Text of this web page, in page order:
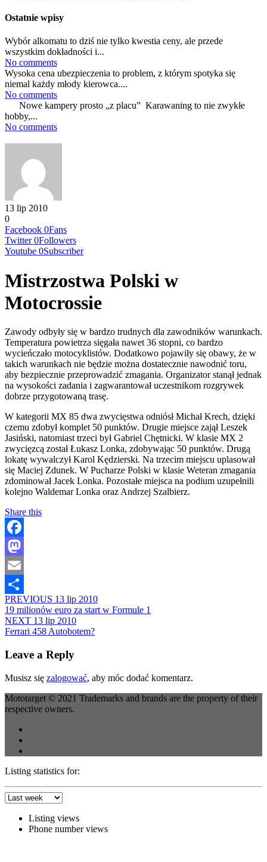
Ostatnie wpisy
Wybór alkomatu to dziś nie tylko kwestia ceny, ale przede
wszystkim dokładności i...
No comments
Wysoka cena ubezpieczenia to problem, z którym spotyka się
niemal każdy młody kierowca....
No comments
Nowe kampery prosto „z placu” Karawaning to nie zwykłe
hobby,...
No comments
13 lip 2010
0
Facebook 0Fans
Twitter 0Followers
Youtube 0Subscriber
Mistrzostwa Polski w
Motocrossie
Zawody odbyły się w bardzo trudnych dla zawodników warunkach.
Temperatura powietrza sięgała nawet 36 stopni, co bardzo
wycieńczało motocyklistów. Dodatkowo pojawiły się obawy, że w
takich warunkach nie będzie można dostatecznie nawodnić toru,
aby bezpiecznie przeprowadzić zmagania. Organizator stanął jednak
na wysokości zadania i zagwarantował uczestnikom rozgrywek
dobrze przygotowaną trasę.
W kategorii MX 85 dwa zwycięstwa odniósł Michał Krech, dzięki
czemu zdobył komplet 50 punktów. Drugie miejsce zajął Leszek
Jasiński, natomiast trzeci był Gabriel Chętnicki. W klasie MX 2
zwycięzcą został Łukasz Lonka, zdobywając 50 punktów. Drugą
lokatę wywalczył Karol Kędzierski. Na trzecim miejscu uplasował
się Maciej Zdunek. W Pucharze Polski w klasie Weteran zmagania
zdominował Jacek Lonka. Pozostałe miejsca na podium uzupełnili
kolejno Waldemar Lonka oraz Andrzej Szalbierz.
Share this
Facebook
Mastodon
Email
Share
PREVIOUS 13 lip 2010
19 milionów euro za start w Formule 1
NEXT 13 lip 2010
Ferrari 458 Autobotem?
Leave a Reply
Musisz się zalogować, aby móc dodać komentarz.
Mototarget © 2021 Trademarks and brands are the property of their
respective owners.
Listing statistics for:
Listing views
Phone number views